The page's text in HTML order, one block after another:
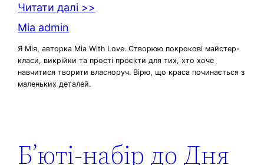
Читати далі >>
Mia admin
Я Мія, авторка Mia With Love. Створюю покрокові майстер-
класи, викрійки та прості проєкти для тих, хто хоче
навчитися творити власноруч. Вірю, що краса починається з
маленьких деталей.
Б’юті-набір до Дня